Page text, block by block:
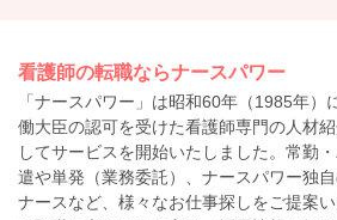
看護師の転職ならナースパワー
「ナースパワー」は昭和60年（1985年）
働大臣の認可を受けた看護師専門の人材
してサービスを開始いたしました。常勤
遣や単発（業務委託）、ナースパワー独
ナースなど、様々なお仕事探しをご提案